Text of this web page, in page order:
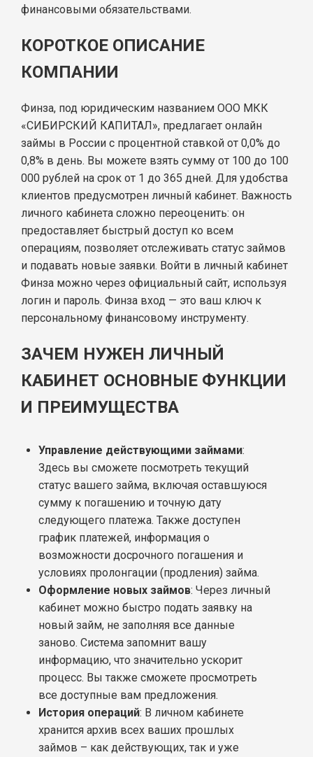
финансовыми обязательствами.
КОРОТКОЕ ОПИСАНИЕ
КОМПАНИИ
Финза, под юридическим названием ООО МКК
«СИБИРСКИЙ КАПИТАЛ», предлагает онлайн
займы в России с процентной ставкой от 0,0% до
0,8% в день. Вы можете взять сумму от 100 до 100
000 рублей на срок от 1 до 365 дней. Для удобства
клиентов предусмотрен личный кабинет. Важность
личного кабинета сложно переоценить: он
предоставляет быстрый доступ ко всем
операциям, позволяет отслеживать статус займов
и подавать новые заявки. Войти в личный кабинет
Финза можно через официальный сайт, используя
логин и пароль. Финза вход — это ваш ключ к
персональному финансовому инструменту.
ЗАЧЕМ НУЖЕН ЛИЧНЫЙ
КАБИНЕТ ОСНОВНЫЕ ФУНКЦИИ
И ПРЕИМУЩЕСТВА
Управление действующими займами:
Здесь вы сможете посмотреть текущий
статус вашего займа, включая оставшуюся
сумму к погашению и точную дату
следующего платежа. Также доступен
график платежей, информация о
возможности досрочного погашения и
условиях пролонгации (продления) займа.
Оформление новых займов: Через личный
кабинет можно быстро подать заявку на
новый займ, не заполняя все данные
заново. Система запомнит вашу
информацию, что значительно ускорит
процесс. Вы также сможете просмотреть
все доступные вам предложения.
История операций: В личном кабинете
хранится архив всех ваших прошлых
займов – как действующих, так и уже